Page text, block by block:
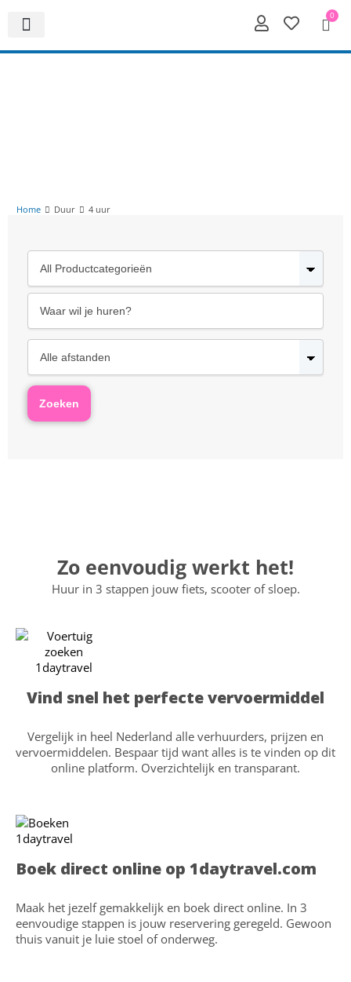
0
Home Duur 4 uur
Zo eenvoudig werkt het!
Huur in 3 stappen jouw fiets, scooter of sloep.
Vind snel het perfecte vervoermiddel
Vergelijk in heel Nederland alle verhuurders, prijzen en
vervoermiddelen. Bespaar tijd want alles is te vinden op dit
online platform. Overzichtelijk en transparant.
Boek direct online op 1daytravel.com
Maak het jezelf gemakkelijk en boek direct online. In 3
eenvoudige stappen is jouw reservering geregeld. Gewoon
thuis vanuit je luie stoel of onderweg.